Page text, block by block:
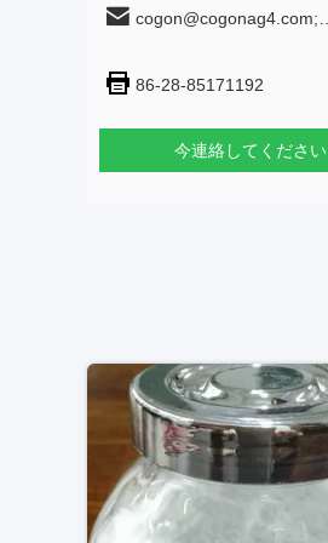
cogon@cogonag4.com;
86-28-85171192
今連絡してください